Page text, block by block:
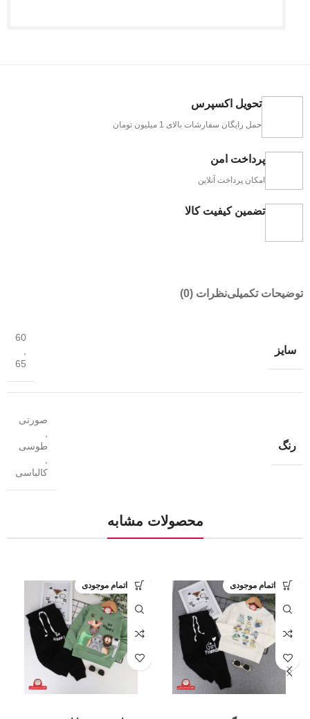
تحویل اکسپرس
حمل رایگان سفارشات بالای 1 میلیون تومان
پرداخت امن
امکان پرداخت آنلاین
تضمین کیفیت کالا
توضیحات تکمیلینظرات (0)
سایز
60
65
رنگ
صورتی
طوسی
کالباسی
محصولات مشابه
اتمام موجودی اتمام موجودی